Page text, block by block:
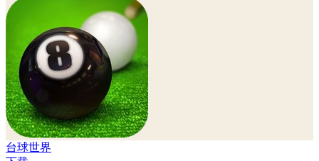
台球世界